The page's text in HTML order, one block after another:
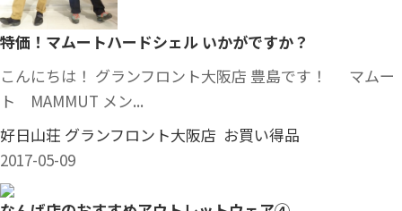
特価！マムートハードシェル いかがですか？
こんにちは！ グランフロント大阪店 豊島です！ マムー
ト MAMMUT メン...
好日山荘 グランフロント大阪店 お買い得品
2017-05-09